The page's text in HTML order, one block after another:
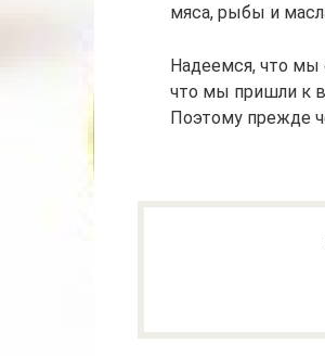
мяса, рыбы и
Надеемся, что мы
что мы пришли к
Поэтому прежде